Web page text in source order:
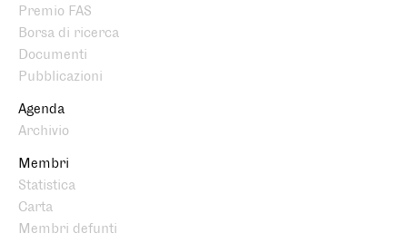
Premio FAS
Borsa di ricerca
Documenti
Pubblicazioni
Agenda
Archivio
Membri
Statistica
Carta
Membri defunti